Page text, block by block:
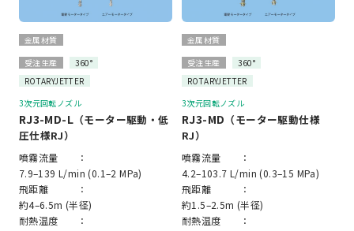
金属材質
受注生産
360°
ROTARYJETTER
3次元回転ノズル
RJ3-MD-L （モーター駆動・低
圧仕様RJ）
噴霧流量 ：
7.9–139 L/min (0.1–2 MPa)
飛距離 ：
約4–6.5m (半径)
耐熱温度 ：
金属材質
受注生産
360°
ROTARYJETTER
3次元回転ノズル
RJ3-MD （モーター駆動仕様
RJ）
噴霧流量 ：
4.2–103.7 L/min (0.3–15 MPa)
飛距離 ：
約1.5–2.5m (半径)
耐熱温度 ：